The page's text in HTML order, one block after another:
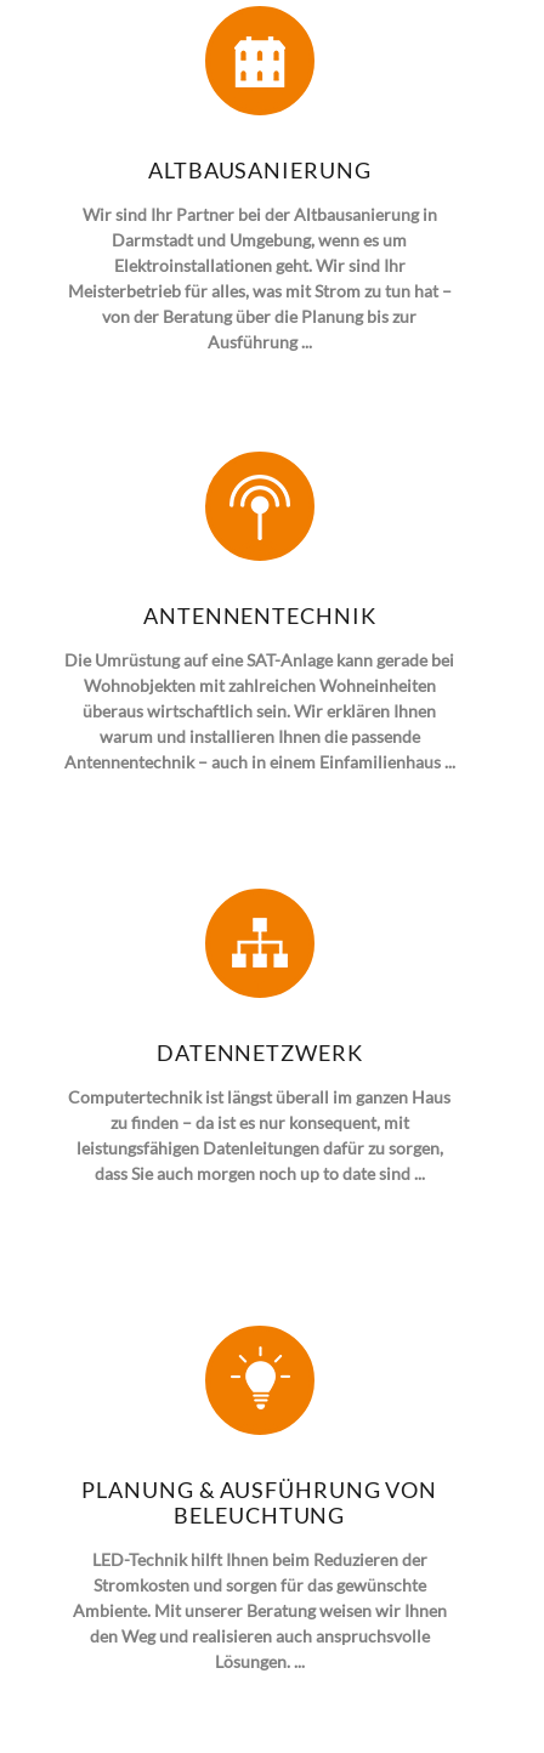
ALTBAUSANIERUNG
Wir sind Ihr Partner bei der Altbausanierung in
Darmstadt und Umgebung, wenn es um
Elektroinstallationen geht. Wir sind Ihr
Meisterbetrieb für alles, was mit Strom zu tun hat –
von der Beratung über die Planung bis zur
Ausführung ...
ANTENNENTECHNIK
Die Umrüstung auf eine SAT-Anlage kann gerade bei
Wohnobjekten mit zahlreichen Wohneinheiten
überaus wirtschaftlich sein. Wir erklären Ihnen
warum und installieren Ihnen die passende
Antennentechnik – auch in einem Einfamilienhaus ...
DATENNETZWERK
Computertechnik ist längst überall im ganzen Haus
zu finden – da ist es nur konsequent, mit
leistungsfähigen Datenleitungen dafür zu sorgen,
dass Sie auch morgen noch up to date sind ...
PLANUNG & AUSFÜHRUNG VON
BELEUCHTUNG
LED-Technik hilft Ihnen beim Reduzieren der
Stromkosten und sorgen für das gewünschte
Ambiente. Mit unserer Beratung weisen wir Ihnen
den Weg und realisieren auch anspruchsvolle
Lösungen. ...